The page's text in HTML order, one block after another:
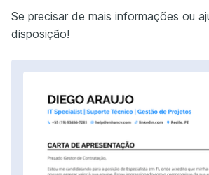
Se precisar de mais informações ou
disposição!